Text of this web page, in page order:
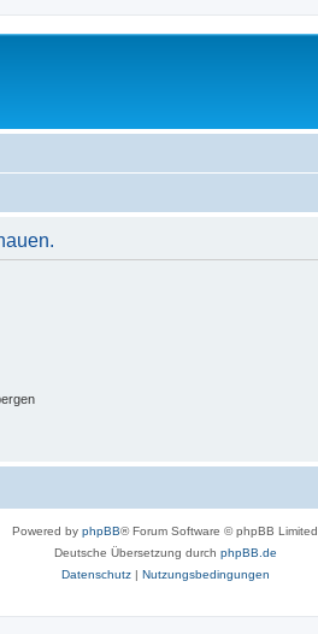
Powered by phpBB® Forum Software © phpBB Limited
Deutsche Übersetzung durch phpBB.de
Datenschutz| Nutzungsbedingungen